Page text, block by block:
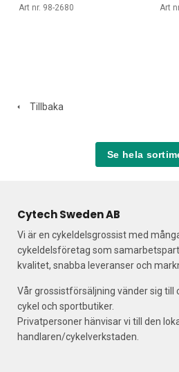
Art nr. 98-2680
Art
Tillbaka
Se hela
Cytech Sweden AB
Vi är en cykeldelsgrossist med
cykeldelsföretag som
kvalitet, snabba leveranser och
Vår grossistförsäljning vänder sig till
cykel och sportbutiker.
Privatpersoner hänvisar vi till den
handlaren/cykelverkstaden.